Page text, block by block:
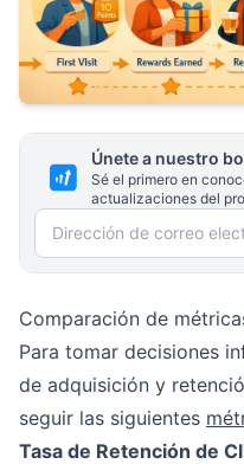
Únete a nuestro
Sé el primero en
actualizaciones del
Dirección de correo
Comparación de
Para tomar decisiones
de adquisición y
seguir las siguientes
Tasa de Retención de